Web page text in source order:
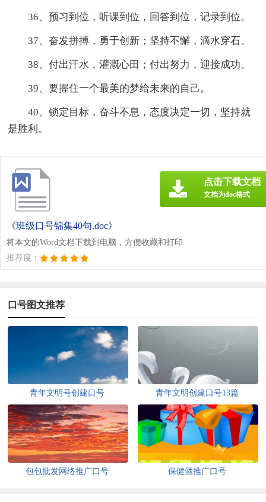
36、预习到位，听课到位，回答到位，记录到位。
37、奋发拼搏，勇于创新；坚持不懈，滴水穿石。
38、付出汗水，灌溉心田；付出努力，迎接成功。
39、要握住一个最美的梦给未来的自己。
40、锁定目标，奋斗不息，态度决定一切，坚持就
是胜利。
《班级口号锦集40句.doc》
将本文的Word文档下载到电脑，方便收藏和打印
推荐度：
点击下载文档
文档为doc格式
口号图文推荐
青年文明号创建口号 青年文明创建口号13篇
包包批发网络推广口号 保健酒推广口号